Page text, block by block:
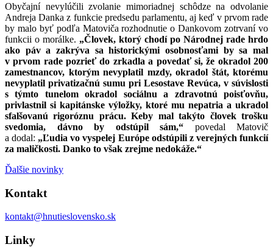
Obyčajní nevylúčili zvolanie mimoriadnej schôdze na odvolanie
Andreja Danka z funkcie predsedu parlamentu, aj keď v prvom rade
by malo byť podľa Matoviča rozhodnutie o Dankovom zotrvaní vo
funkcii o morálke. „Človek, ktorý chodí po Národnej rade hrdo
ako páv a zakrýva sa historickými osobnosťami by sa mal
v prvom rade pozrieť do zrkadla a povedať si, že okradol 200
zamestnancov, ktorým nevyplatil mzdy, okradol štát, ktorému
nevyplatil privatizačnú sumu pri Lesostave Revúca, v súvislosti
s týmto tunelom okradol sociálnu a zdravotnú poisťovňu,
privlastnil si kapitánske výložky, ktoré mu nepatria a ukradol
sfalšovanú rigoróznu prácu. Keby mal takýto človek trošku
svedomia, dávno by odstúpil sám,“ povedal Matovič
a dodal: „Ľudia vo vyspelej Európe odstúpili z verejných funkcií
za maličkosti. Danko to však zrejme nedokáže.“
Ďalšie novinky
Kontakt
kontakt@hnutieslovensko.sk
Linky